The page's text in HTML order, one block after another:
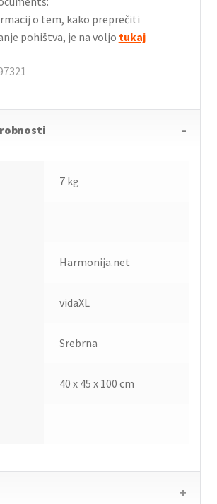
o tem, kako preprečiti
pohištva, je na voljo tukaj
7 kg
Harmonija.net
vidaXL
Srebrna
40 x 45 x 100 cm